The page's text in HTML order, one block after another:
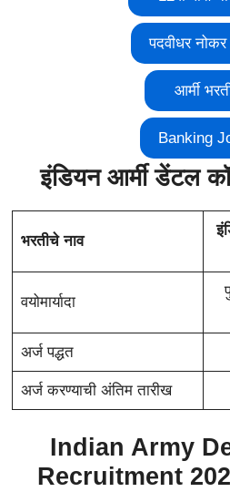
पदवीधर नोकर
आर्मी
Banking
इंडियन आर्मी डेंटल
भरतीचे नाव
वयोमार्यादा
अर्ज पद्धत
अर्ज करण्याची अंतिम तारीख
Indian Army
Recruitment